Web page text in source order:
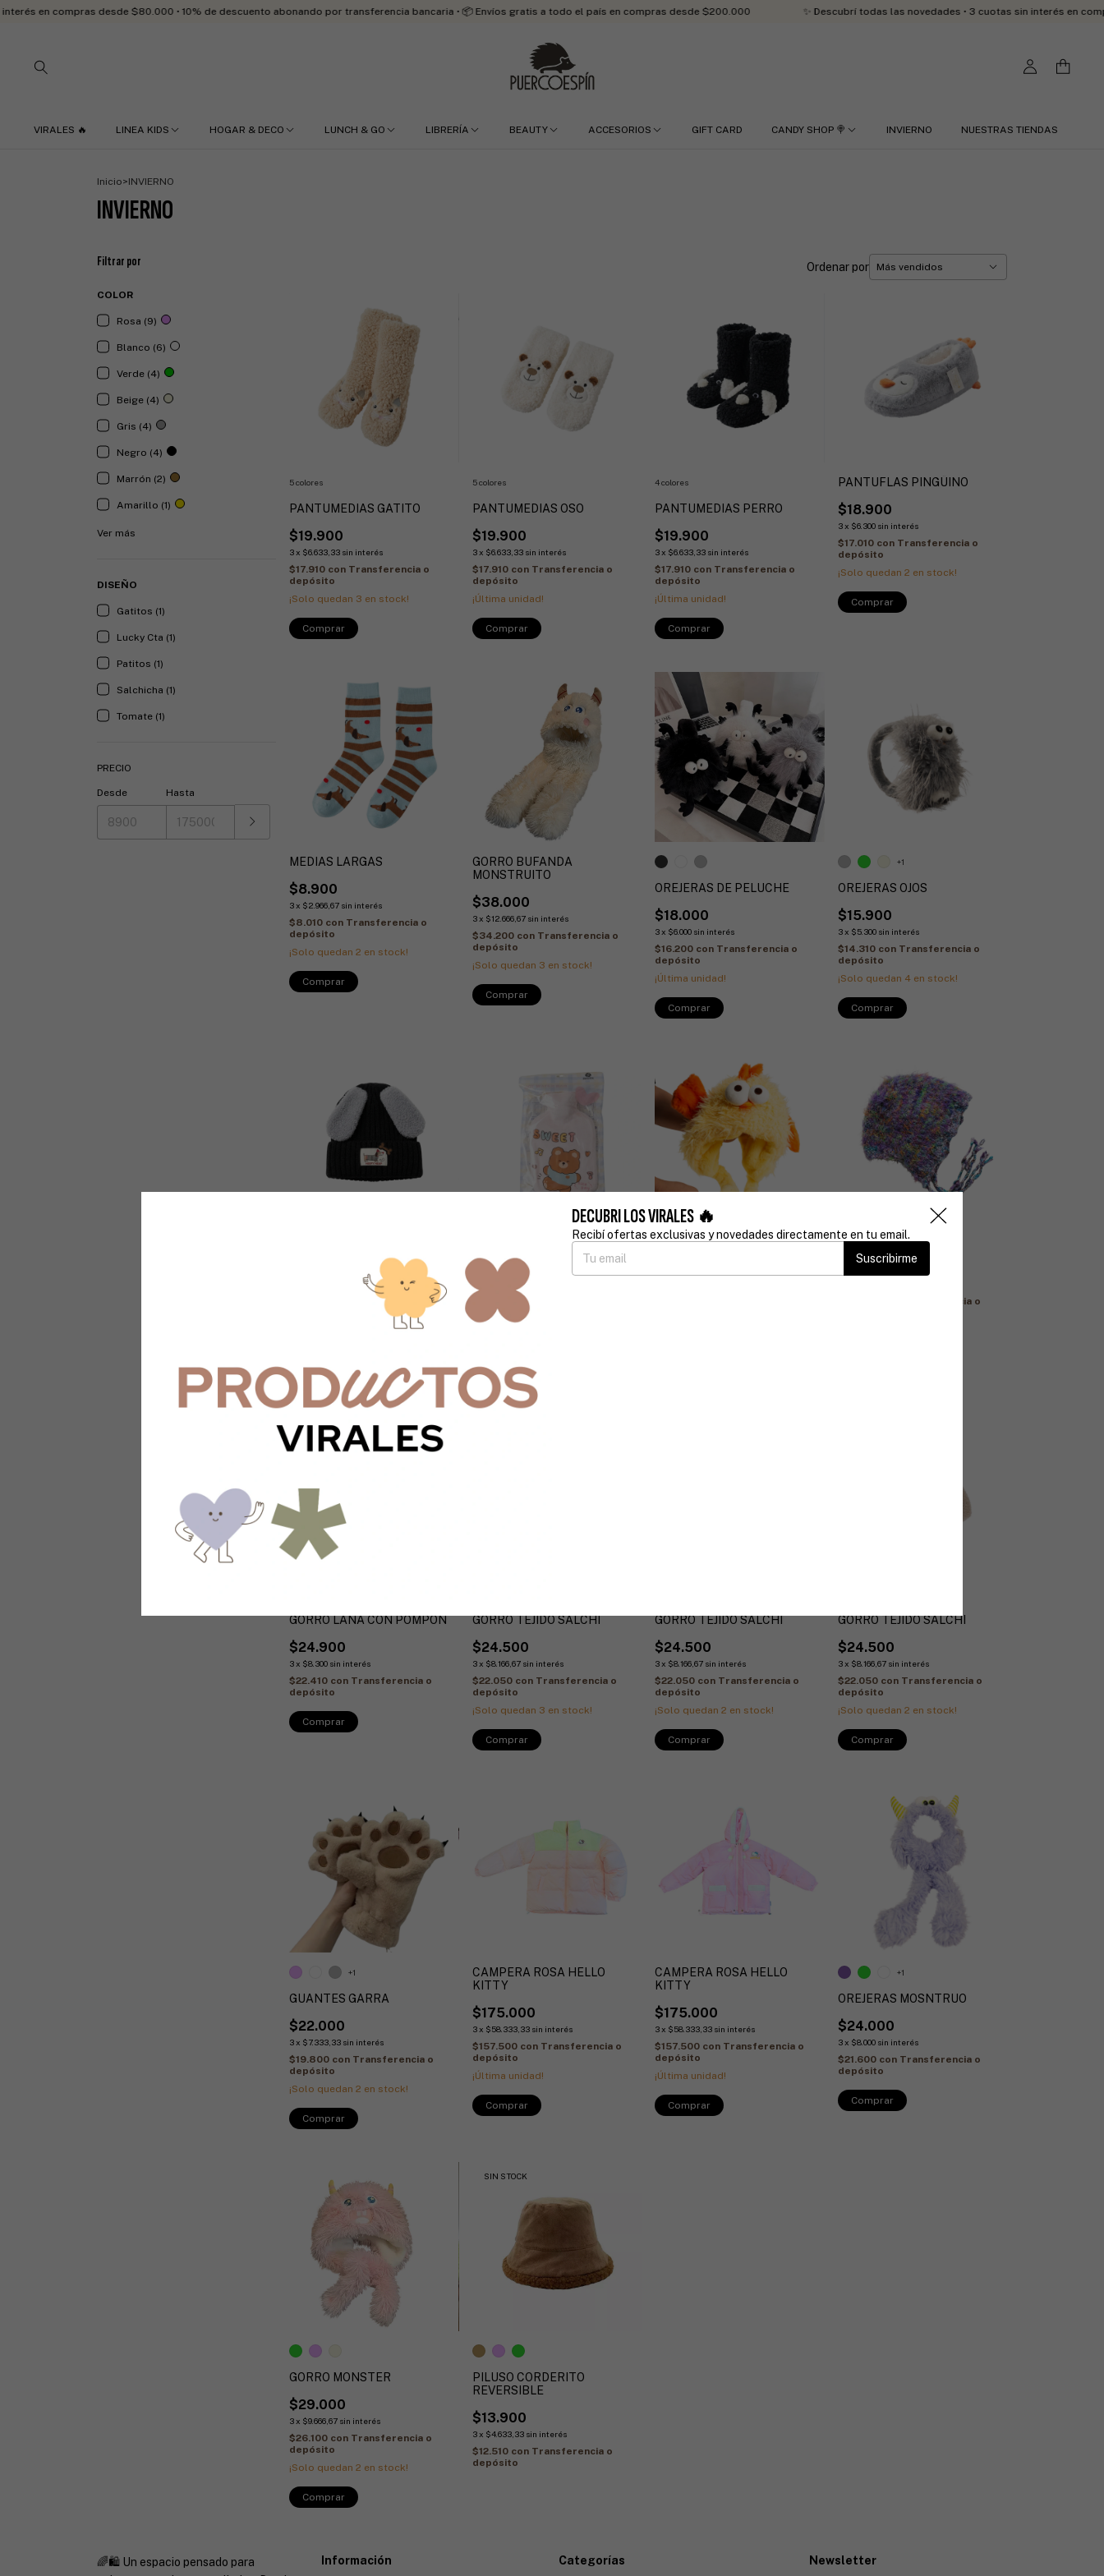
desde $80.000 • 10% de descuento abonando por transferencia bancaria • 📦 Envíos gratis a todo el país en compras desde $200.000 ✨ Descubrí todas las novedades • 3 cuotas sin interés en compras desde
VIRALES 🔥 LINEA KIDS HOGAR & DECO LUNCH & GO LIBRERÍA BEAUTY ACCESORIOS GIFT CARD CANDY SHOP 🍭 INVIERNO NUESTRAS TIENDAS
Inicio>INVIERNO
INVIERNO
Filtrar por
COLOR
Rosa (9)
Blanco (6)
Verde (4)
Beige (4)
Gris (4)
Negro (4)
Marrón (2)
Amarillo (1)
Ver más
DISEÑO
Gatitos (1)
Lucky Cta (1)
Patitos (1)
Salchicha (1)
Tomate (1)
PRECIO
Desde Hasta
Ordenar por
PANTUMEDIAS GATITO
$19.900
3 x $6.633,33 sin interés
$17.910 con Transferencia o
depósito
¡Solo quedan 3 en stock!
5 colores
Comprar
PANTUMEDIAS OSO
$19.900
3 x $6.633,33 sin interés
$17.910 con Transferencia o
depósito
¡Última unidad!
5 colores
Comprar
PANTUMEDIAS PERRO
$19.900
3 x $6.633,33 sin interés
$17.910 con Transferencia o
depósito
¡Última unidad!
4 colores
Comprar
PANTUFLAS PINGÜINO
$18.900
3 x $6.300 sin interés
$17.010 con Transferencia o
depósito
¡Solo quedan 2 en stock!
MEDIAS LARGAS
$8.900
3 x $2.966,67 sin interés
$8.010 con Transferencia o
depósito
¡Solo quedan2 en stock!
Comprar
GORRO BUFANDA
MONSTRUITO
$38.000
3 x $12.666,67 sin interés
$34.200 con Transferencia o
depósito
¡Solo quedan 3 en stock!
OREJERAS DE PELUCHE
$18.000
3 x $6.000 sin interés
$16.200 con Transferencia o
depósito
¡Última unidad!
Comprar
OREJERAS OJOS
$15.900
3 x $5.300 sin interés
$14.310 con Transferencia o
depósito
¡Solo quedan 4en stock!
+1
Comprar
sin interés
Transferencia o
en stock!
BOLSA DE AGUA CALIENTE
$13.900
3 $4.633,33sin interés
$12.510 con
depósito
GORRO DE LANA
Transferencia o
GORRO LANA CON POMPON
$24.900
3 x $8.300 sin interés
$22.410 con Transferencia o
depósito
GORRO TEJIDO SALCHI
$24.500
3 x $8.166,67 sin interés
$22.050 con Transferencia o
depósito
¡Solo quedan 3 en stock!
GORRO TEJIDO SALCHI
$24.500
3 x $8.166,67 sin interés
$22.050 con Transferencia o
depósito
¡Solo quedan2 en stock!
GORRO TEJIDO SALCHI
$24.500
3 x $8.166,67 sin interés
$22.050 con Transferencia o
depósito
¡Solo quedan 2 en stock!
GUANTES GARRA
$22.000
3 x $7.333,33 sin interés
$19.800 con Transferencia o
depósito
¡Solo quedan2 en stock!
+1
Comprar
CAMPERA ROSA HELLO
KITTY
$175.000
3 x $58.333,33 sin interés
$157.500 con Transferencia o
depósito
¡Última unidad!
CAMPERA ROSA HELLO
KITTY
$175.000
3 x $58.333,33 sin interés
$157.500 con Transferencia o
depósito
¡Última unidad!
OREJERAS MOSNTRUO
$24.000
3 x $8.000 sin interés
$21.600 con Transferencia o
depósito
+1
Comprar
GORRO MONSTER
$29.000
3 x $9.666,67 sin interés
$26.100 con Transferencia o
depósito
¡Solo quedan2 en stock!
Comprar
SIN STOCK
PILUSO CORDERITO
REVERSIBLE
$13.900
3 x $4.633,33 sin interés
$12.510 con Transferencia o
depósito
🌈🛍️ Un espacio pensado para
Información Categorías Newsletter
DECUBRI LOS VIRALES 🔥
Recibí ofertas exclusivas y novedades directamente en tu email.
Suscribirme